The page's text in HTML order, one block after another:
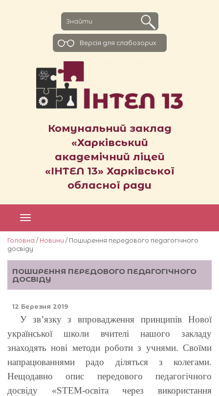
Комунальний заклад
«Харківський
академічний ліцей
«ІНТЕЛ 13» Харківської
обласної ради
Версiя для слабозорих
Головна / Новини / Поширення передового педагогічного
досвіду
ПОШИРЕННЯ ПЕРЕДОВОГО ПЕДАГОГІЧНОГО
ДОСВІДУ
12 Березня 2019
У зв’язку з впровадження принципів Нової
української школи вчителі нашого закладу
знаходять нові методи роботи з учнями. Своїми
напрацюваннями радо діляться з колегами.
Нещодавно опис передового педагогічного
досвіду «STEM-освіта через використання